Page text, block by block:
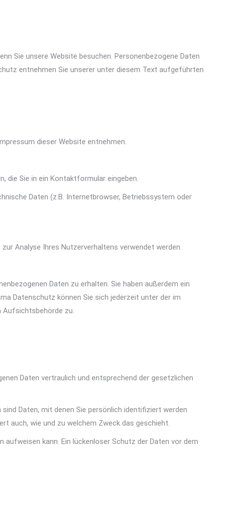
Sie unsere Website besuchen. Personenbezogene Daten
entnehmen Sie unserer unter diesem Text aufgeführten
dieser Website entnehmen.
die Sie in ein Kontaktformular eingeben.
Daten (z.B. Internetbrowser, Betriebssystem oder
Analyse Ihres Nutzerverhaltens verwendet werden.
Daten zu erhalten. Sie haben außerdem ein
Datenschutz können Sie sich jederzeit unter der im
Aufsichtsbehörde zu.
Daten vertraulich und entsprechend der gesetzlichen
Daten, mit denen Sie persönlich identifiziert werden
auch, wie und zu welchem Zweck das geschieht.
kann. Ein lückenloser Schutz der Daten vor dem